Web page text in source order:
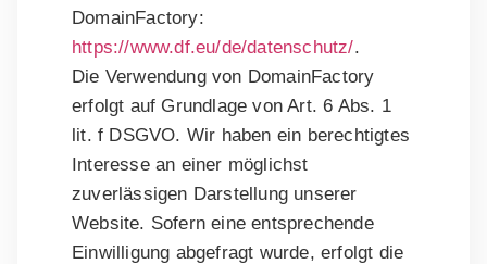
DomainFactory:
https://www.df.eu/de/datenschutz/.
Die Verwendung von DomainFactory
erfolgt auf Grundlage von Art. 6 Abs. 1
lit. f DSGVO. Wir haben ein berechtigtes
Interesse an einer möglichst
zuverlässigen Darstellung unserer
Website. Sofern eine entsprechende
Einwilligung abgefragt wurde, erfolgt die